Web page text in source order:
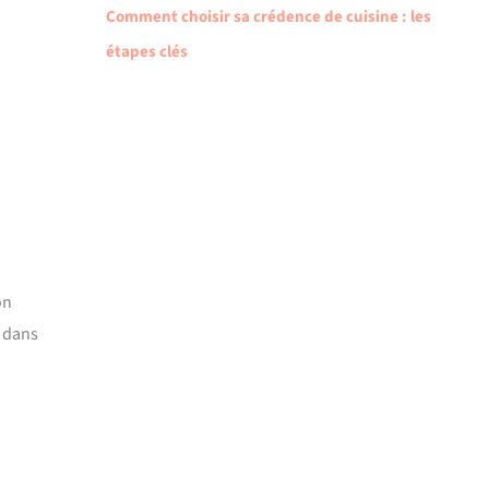
Comment choisir sa crédence de cuisine : les
étapes clés